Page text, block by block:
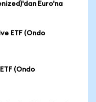
Euro'na
ETF (Ondo
(Ondo